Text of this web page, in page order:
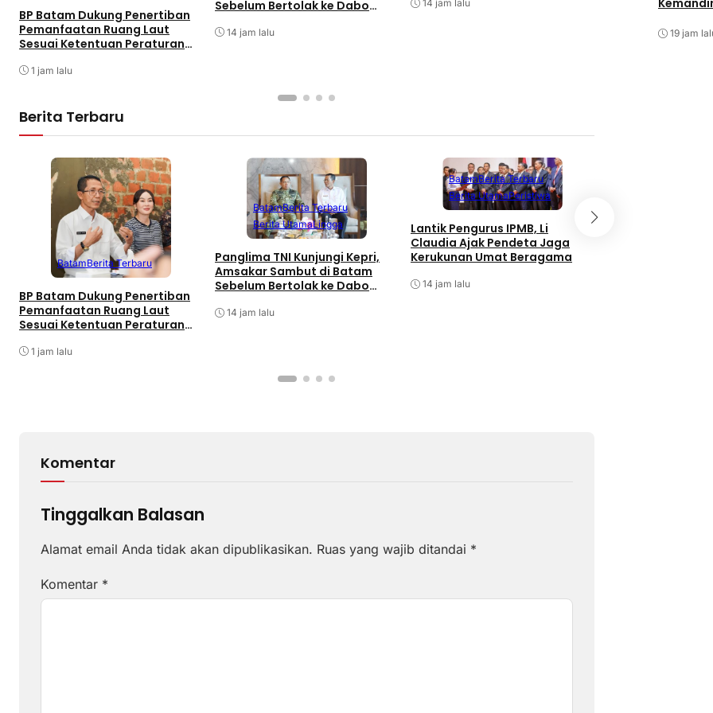
BP Batam Dukung Penertiban
Pemanfaatan Ruang Laut
Sesuai Ketentuan Peraturan
1 jam lalu
Sebelum Bertolak ke Dabo
14 jam lalu
14 jam lalu
2026 di Polda
15 jam lalu
Berita Terbaru
BatamBerita Terbaru
BP Batam Dukung Penertiban
Pemanfaatan Ruang Laut
Sesuai Ketentuan Peraturan
1 jam lalu
BatamBerita Terbaru
Berita UtamaLingga
Panglima TNI Kunjungi Kepri,
Amsakar Sambut di Batam
Sebelum Bertolak ke Dabo
14 jam lalu
BatamBerita Terbaru
Berita UtamaPeristiwa
Lantik Pengurus IPMB, Li
Claudia Ajak Pendeta Jaga
Kerukunan Umat Beragama
14 jam lalu
Komentar
Tinggalkan Balasan
Alamat email Anda tidak akan dipublikasikan. Ruas yang wajib ditandai *
Komentar *
19 jam